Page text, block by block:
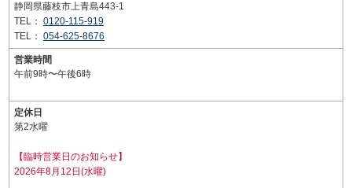
静岡県藤枝市上青島443-1
TEL： 0120-115-919
TEL： 054-625-8676
営業時間
午前9時〜午後6時
定休日
第2水曜
【臨時営業日のお知らせ】
2026年8月12日(水曜)